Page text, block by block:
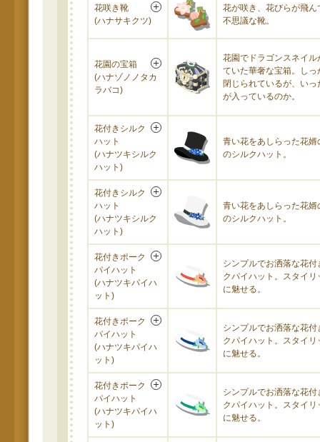
花咲き靴
(ハナサキクツ)
花が咲き、花びらが飛ん
不思議な靴。
花園の宝箱
(ハナゾノノタカ
ラバコ)
花園でドラゴンスネイル
ていた華奢な宝箱。しっ
閉じられているが、いっ
が入っているのか。
花付きシルク
ハット
(ハナツキシルク
ハット)
青い花をあしらった花婿
のシルクハット。
花付きシルク
ハット
(ハナツキシルク
ハット)
青い花をあしらった花婿
のシルクハット。
花付きポーク
パイハット
(ハナツキパイハ
ット)
シンプルでお洒落な花付
クパイハット。スタイリ
に魅せる。
花付きポーク
パイハット
(ハナツキパイハ
ット)
シンプルでお洒落な花付
クパイハット。スタイリ
に魅せる。
花付きポーク
パイハット
(ハナツキパイハ
ット)
シンプルでお洒落な花付
クパイハット。スタイリ
に魅せる。